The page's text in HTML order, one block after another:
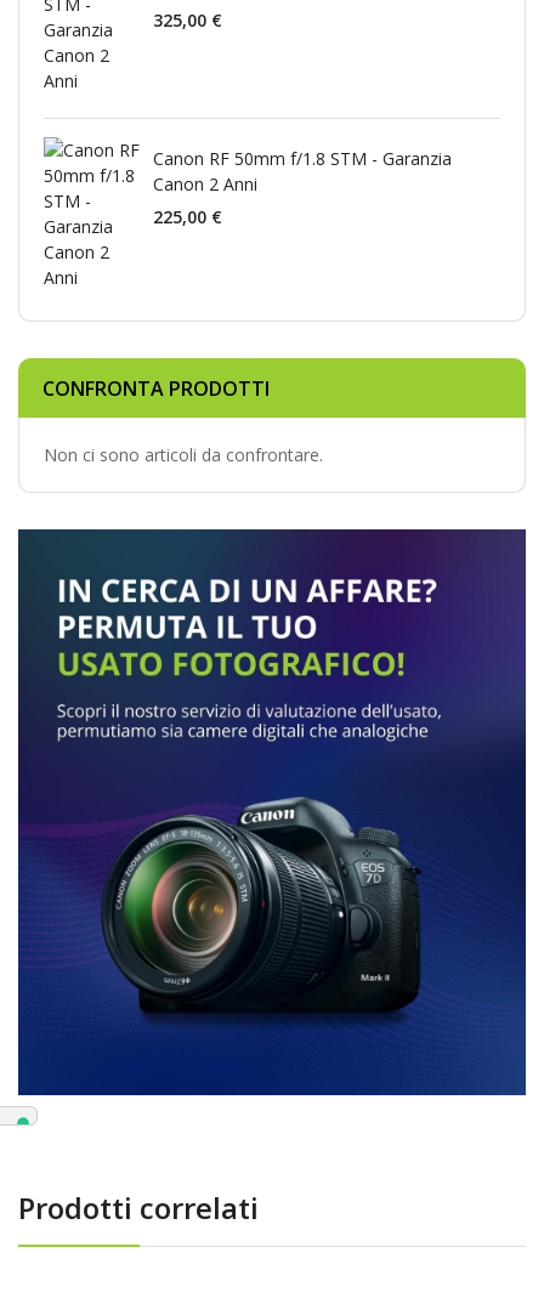
325,00 €
Canon RF 50mm f/1.8 STM - Garanzia
Canon 2 Anni
225,00 €
CONFRONTA PRODOTTI
Non ci sono articoli da confrontare.
Prodotti correlati